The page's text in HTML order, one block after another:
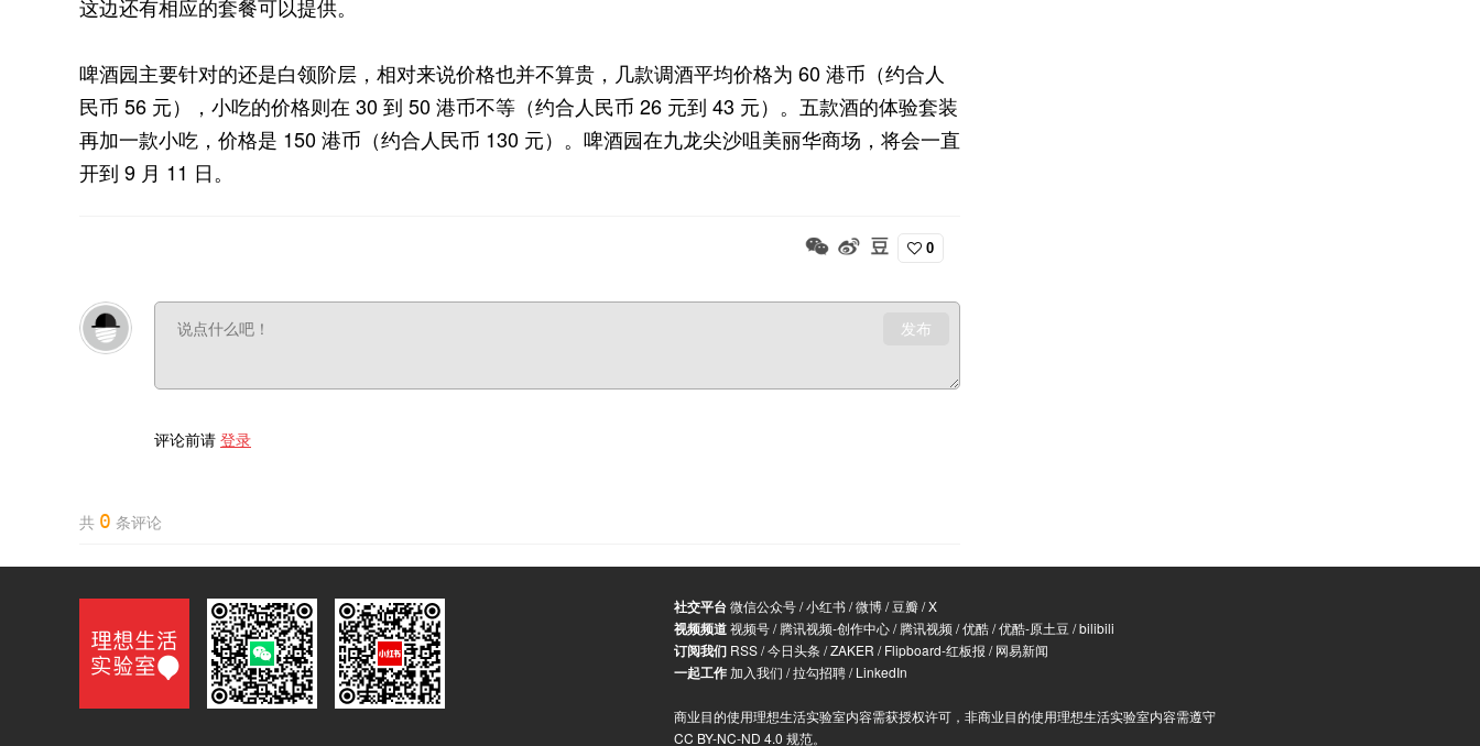
这边还有相应的套餐可以提供。
啤酒园主要针对的还是白领阶层，相对来说价格也并不算贵，几款调酒平均价格为 60 港币（约合人
民币 56 元），小吃的价格则在 30 到 50 港币不等（约合人民币 26 元到 43 元）。五款酒的体验套装
再加一款小吃，价格是 150 港币（约合人民币 130 元）。啤酒园在九龙尖沙咀美丽华商场，将会一直
开到 9 月 11 日。
0
发布
评论前请 登录
共 0 条评论
社交平台微信公众号/小红书/微博/豆瓣/X
视频频道视频号/腾讯视频-创作中心/腾讯视频/优酷/优酷-原土豆 /bilibili
订阅我们 RSS/今日头条 /ZAKER /Flipboard-红板报 /网易新闻
一起工作加入我们 /拉勾招聘/LinkedIn
商业目的使用理想生活实验室内容需获授权许可，非商业目的使用理想生活实验室内容需遵守
CC BY-NC-ND 4.0 规范。